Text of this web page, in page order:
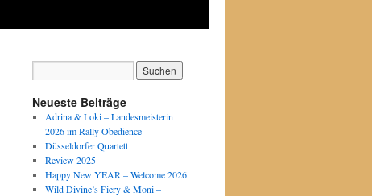
Neueste Beiträge
Adrina & Loki – Landesmeisterin
2026 im Rally Obedience
Düsseldorfer Quartett
Review 2025
Happy New YEAR – Welcome 2026
Wild Divine’s Fiery & Moni –